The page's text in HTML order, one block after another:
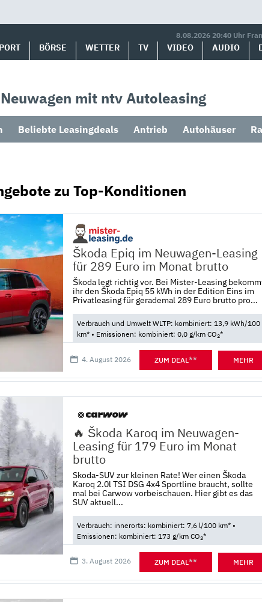
8.08.2026 20:40 Uhr
BÖRSE WETTER TV VIDEO AUDIO
mit ntv Autoleasing
Beliebte Leasingdeals Antrieb Autohäuser
zu Top-Konditionen
Škoda Epiq im Neuwagen-Leasing
für 289 Euro im Monat brutto
Škoda legt richtig vor. Bei Mister-Leasing
ihr den Škoda Epiq 55 kWh in der Edition Eins im
Privatleasing für gerademal 289 Euro brutto pro...
Verbrauch und Umwelt WLTP: kombiniert: 13,9 kWh/100
km* • Emissionen: kombiniert: 0,0 g/km CO2*
4. August 2026 ZUM DEAL** MEHR
🔥 Škoda Karoq im Neuwagen-
Leasing für 179 Euro im Monat
brutto
Skoda-SUV zur kleinen Rate! Wer einen Škoda
Karoq 2.0l TSI DSG 4x4 Sportline braucht, sollte
mal bei Carwow vorbeischauen. Hier gibt es das
SUV aktuell...
Verbrauch: innerorts: kombiniert: 7,6 l/100 km* •
Emissionen: kombiniert: 173 g/km CO2*
3. August 2026 ZUM DEAL** MEHR